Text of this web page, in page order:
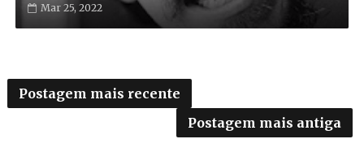
Mar 25, 2022
Postagem mais recente
Postagem mais antiga